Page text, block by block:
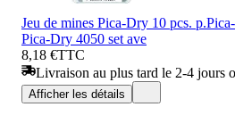
Jeu de mines Pica-Dry 10 pcs.
Pica-Dry 4050 set ave
8,18 €TTC
Livraison au plus tard le 2-4 jours
Afficher les détails